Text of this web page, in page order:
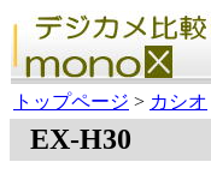
トップページ > カシオ
EX-H30